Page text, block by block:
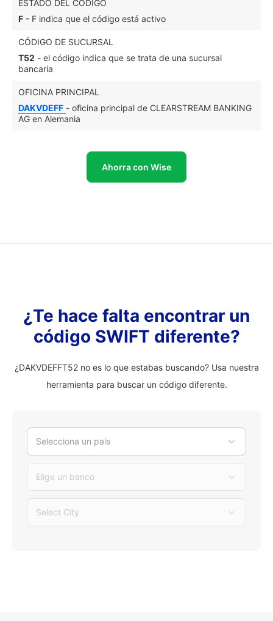
ESTADO DEL CÓDIGO
F - F indica que el código está activo
CÓDIGO DE SUCURSAL
T52 - el código indica que se trata de una sucursal
bancaria
OFICINA PRINCIPAL
DAKVDEFF - oficina principal de CLEARSTREAM BANKING
AG en Alemania
Ahorra con Wise
¿Te hace falta encontrar un
código SWIFT diferente?
¿DAKVDEFFT52 no es lo que estabas buscando? Usa nuestra
herramienta para buscar un código diferente.
Selecciona un país
Elige un banco
Select City